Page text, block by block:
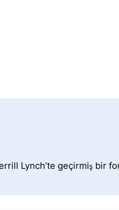
Lynch’te geçirmiş bir